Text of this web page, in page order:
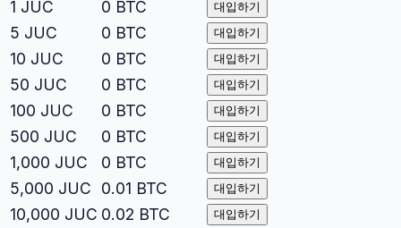
1 JUC 0 BTC 대입하기
5 JUC 0 BTC 대입하기
10 JUC 0 BTC 대입하기
50 JUC 0 BTC 대입하기
100 JUC 0 BTC 대입하기
500 JUC 0 BTC 대입하기
1,000 JUC 0 BTC 대입하기
5,000 JUC 0.01 BTC 대입하기
10,000 JUC 0.02 BTC 대입하기